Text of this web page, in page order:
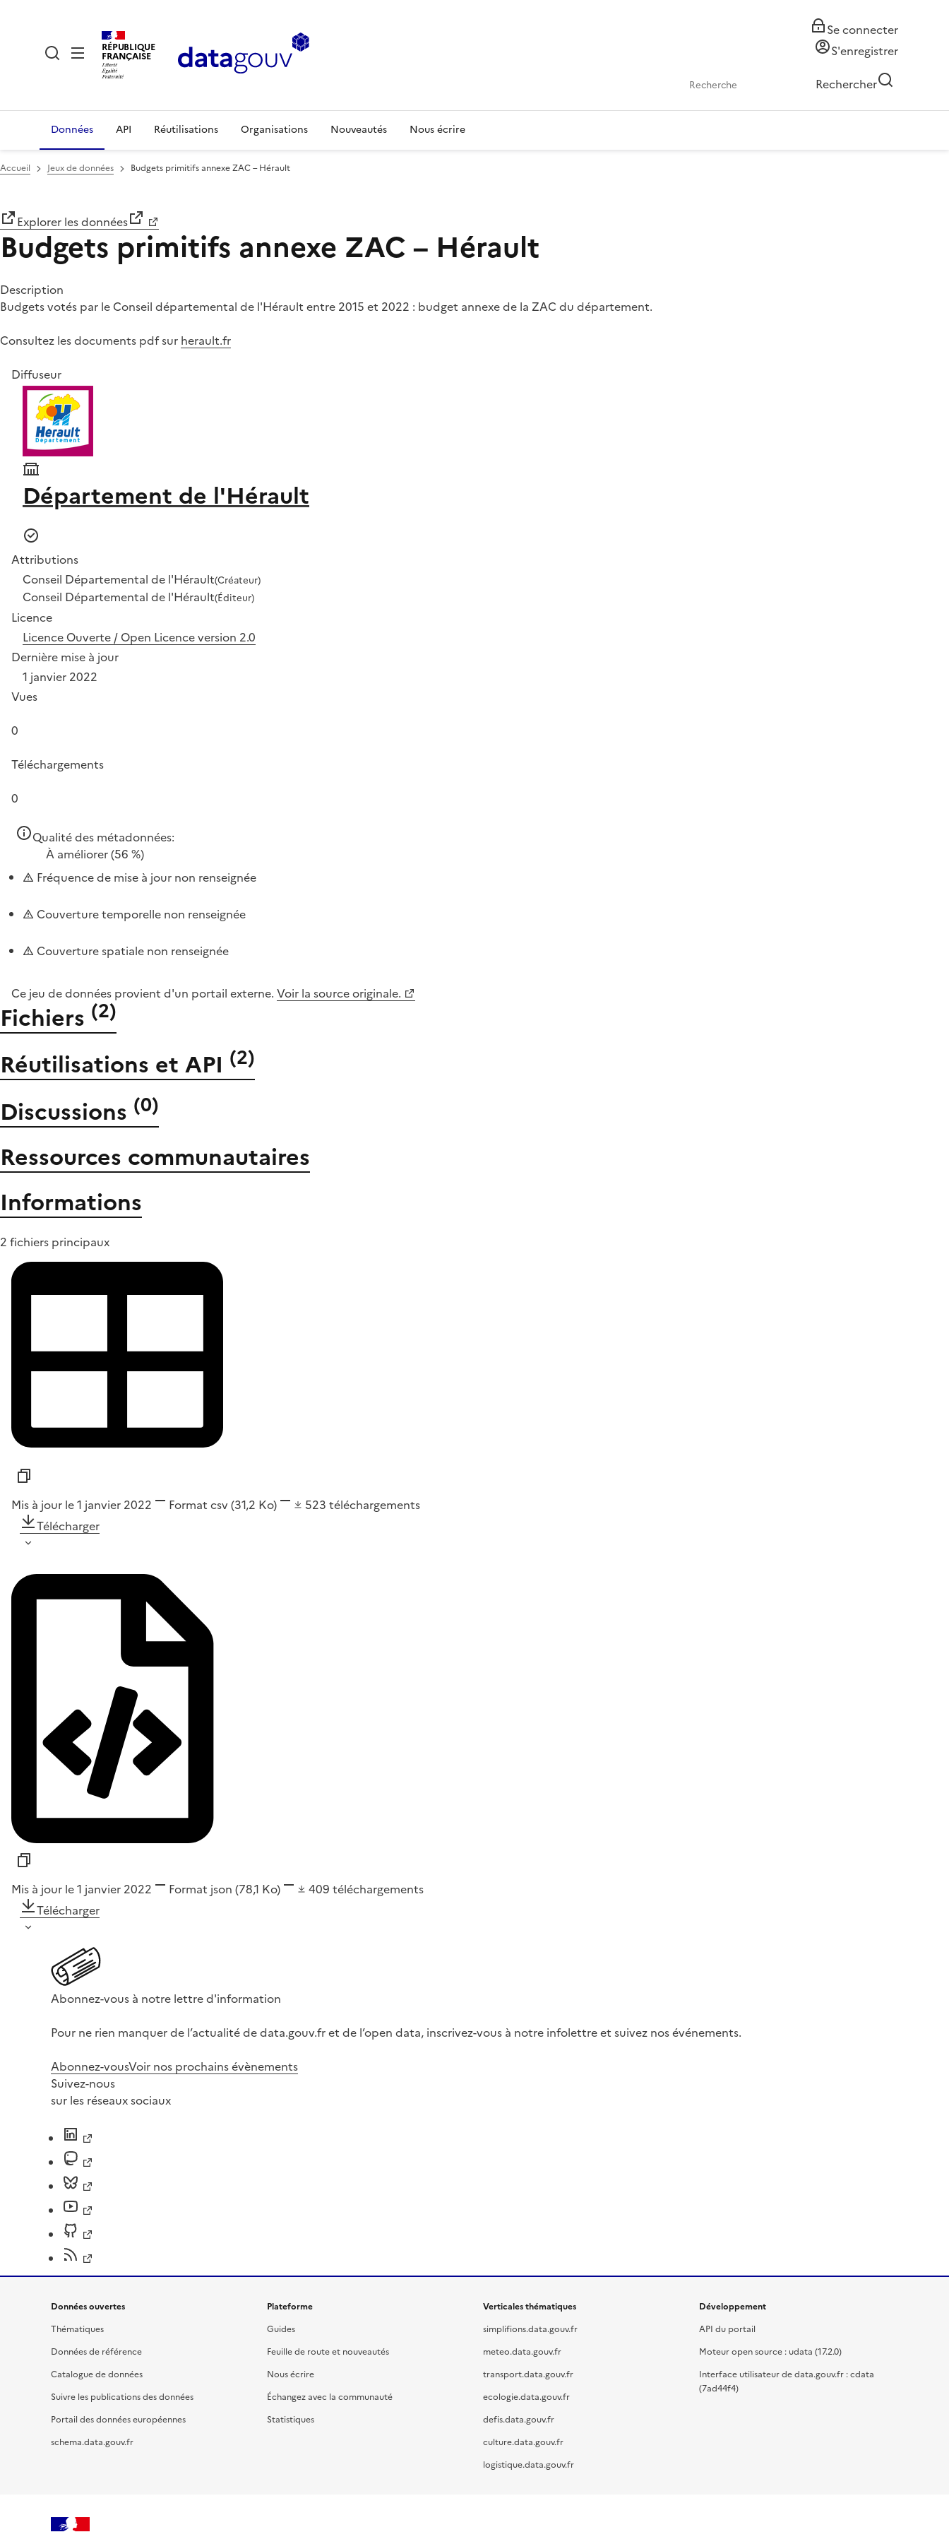
RÉPUBLIQUE
FRANÇAISE
Se connecter
S'enregistrer
Rechercher
Données API Réutilisations Organisations Nouveautés Nous écrire
Accueil Jeux de données Budgets primitifs annexe ZAC – Hérault
Explorer les données
Budgets primitifs annexe ZAC – Hérault
Description
Budgets votés par le Conseil départemental de l'Hérault entre 2015 et 2022 : budget annexe de la ZAC du département.
Consultez les documents pdf sur herault.fr
Diffuseur
Département de l'Hérault
Attributions
Conseil Départemental de l'Hérault(Créateur)
Conseil Départemental de l'Hérault(Éditeur)
Licence
Licence Ouverte / Open Licence version 2.0
Dernière mise à jour
1 janvier 2022
Vues
0
Téléchargements
0
Qualité des métadonnées:
À améliorer(56 %)
Fréquence de mise à jour non renseignée
Couverture temporelle non renseignée
Couverture spatiale non renseignée
Ce jeu de données provient d'un portail externe. Voir la source originale.
Fichiers (2)
Réutilisations et API (2)
Discussions (0)
Ressources communautaires
Informations
2 fichiers principaux
Mis à jour le 1 janvier 2022 Format csv(31,2 Ko) 523 téléchargements
Télécharger
Mis à jour le 1 janvier 2022 Format json (78,1 Ko) 409 téléchargements
Télécharger
Abonnez-vous à notre lettre d'information
Pour ne rien manquer de l’actualité de data.gouv.fr et de l’open data, inscrivez-vous à notre infolettre et suivez nos événements.
Abonnez-vousVoir nos prochains évènements
Suivez-nous
sur les réseaux sociaux
Données ouvertes
Thématiques
Données de référence
Catalogue de données
Suivre les publications des données
Portail des données européennes
schema.data.gouv.fr
Plateforme
Guides
Feuille de route et nouveautés
Nous écrire
Échangez avec la communauté
Statistiques
Verticales thématiques
simplifions.data.gouv.fr
meteo.data.gouv.fr
transport.data.gouv.fr
ecologie.data.gouv.fr
defis.data.gouv.fr
culture.data.gouv.fr
logistique.data.gouv.fr
Développement
API du portail
Moteur open source : udata (17.2.0)
Interface utilisateur de data.gouv.fr : cdata
(7ad44f4)